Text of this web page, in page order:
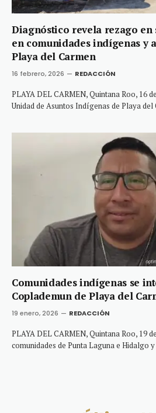
Diagnóstico revela rezago en
en comunidades indígenas y
Playa del Carmen
16 febrero, 2026 REDACCIÓN
PLAYA DEL CARMEN, Quintana Roo, 16
Unidad de Asuntos Indígenas de Playa
Comunidades indígenas se
Coplademun de Playa del
19 enero, 2026 REDACCIÓN
PLAYA DEL CARMEN, Quintana Roo, 19
comunidades de Punta Laguna e Hidalgo